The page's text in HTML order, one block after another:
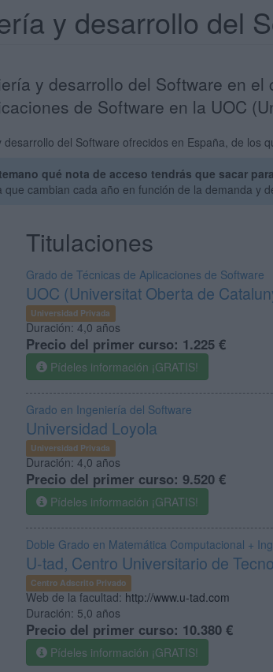
y desarrollo del
y desarrollo del Software en
de Software en la UOC
del Software ofrecidos en España, de los
qué nota de acceso tendrás que sacar
cambian cada año en función de la demanda y
Titulaciones
Grado de Técnicas de Aplicaciones de Software
UOC (Universitat Oberta de
Universidad Privada
Duración: 4,0 años
Precio del primer curso: 1.225 €
Pídeles información ¡GRATIS!
Grado en Ingeniería del Software
Universidad Loyola
Universidad Privada
Duración: 4,0 años
Precio del primer curso: 9.520 €
Pídeles información ¡GRATIS!
Doble Grado en Matemática Computacional +
U-tad, Centro Universitario de
Centro Adscrito Privado
Web de la facultad: http://www.u-tad.com
Duración: 5,0 años
Precio del primer curso: 10.380 €
Pídeles información ¡GRATIS!